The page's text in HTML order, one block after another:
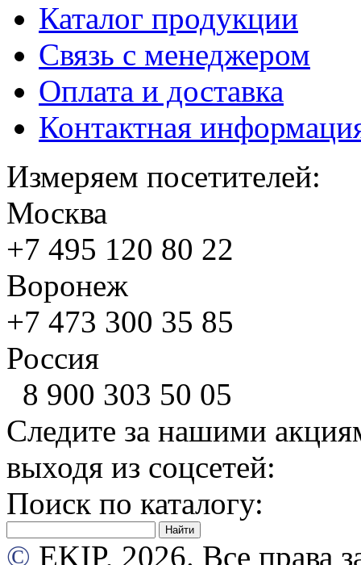
Каталог продукции
Связь с менеджером
Оплата и доставка
Контактная
Измеряем посетителей:
Москва
+7 495 120 80 22
Воронеж
+7 473 300 35 85
Россия
8 900 303 50 05
Следите за нашими
выходя из соцсетей:
Поиск по каталогу:
© EKIP, 2026. Все права